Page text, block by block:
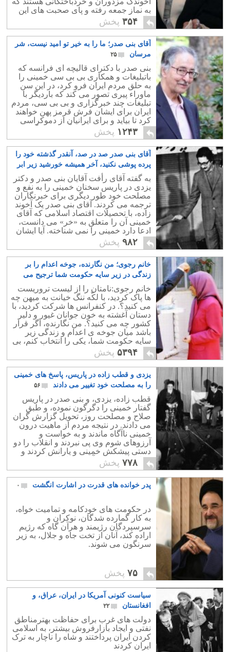
به نماز جمعه رفته و پای صحبت های این
دلقک می نشینند.!
۳۵۴ پخش
آقای بنی صدر؛ ما را به خیر تو امید نیست، شر
مرسان
۲۵
بنی صدر با دکترای قالیچه ای فرانسه که
باتبلیغات و همکاری بی بی سی خمینی را
به حلق مردم ایران فرو کرد، در این سن
ماوراء پیری تصور می کند که باردیگر با
تبلیغات چند خبرگزاری و بی بی سی، مردم
ایران برای ایشان فرش قرمز پهن خواهند
کرد تا بیاید و برای ایرانیان از دموکراسی
اسلامی و حقوق بشر قرآنی سخن گوید.
۱۲۴۳ پخش
آقای بنی صدر صد در صد، آنقدر گذشته خود را
پرده پوشی نکنید، آخر همیشه خورشید زیر ابر
نمی ماند
به گفته آقای رأفت آقایان بنی صدر و دکتر
یزدی در پاریس سخنان خمینی را به نفع و
مصلحت خود طور دیگری برای خبرنگاران
ترجمه می کردند. آقای بنی صدر یک آخوند
زاده، با تحصیلات اقتصاد اسلامی که آقای
خمینی آن را متعلق به «خر» می دانست،
ادعا دارد خمینی را نمی شناخته. آیا ایشان
مشکل مغزی دارد، یا مردم خرند؟!.
۹۸۲ پخش
خانم رجوی؛ من نگارنده، جوخه اعدام را بر
زندگی در زیر سایه حکومت شما ترجیح می
دهم
خانم رجوی:نامتان را از لیست تروریست
ها پاک کردید، با لکّه ننگ خیانت به میهن چه
می کنید؟. در کنفرانس ها شرکت کردید، با
دستان آغشته به خون جوانان غیور و دلیر
کشور چه می کنید؟. من نگارنده، اگر قرار
باشد میان جوخه ی اعدام و زندگی زیر
سایه حکومت شما، یکی را انتخاب کنم، بی
تردید طناب دار را می پذیرم.
۵۳۹۴ پخش
یزدی و قطب زاده در پاریس، پاسخ های خمینی
را به مصلحت خود تغییر می دادند
۵۶
قطب زاده، یزدی، و بنی صدر در پاریس
گفتار خمینی را دگرگون نموده، و طبق
صلاح و مصلحت روز، تحویل گزارش گران
می دادند. در نتیجه مردم از ماهیت درون
خمینی ناآگاه ماندند و به خواست و
آرزوهای شوم وی پی نبردند و انقلاب را دو
دستی پیشکش خمینی و یارانش کردند و
زمانی که به خود آمدند، کار از کار گذشته
بود.
۷۷۸ پخش
پدر خوانده های قدرت در اشارت انگشت ۰
در حکومت های خودکامه و تمامیت خواه،
به کار گمارده شدگان، نوکران و
سرسپردگان رژیمند و هرآن گاه که رژیم
اراده کند، آنان از تخت جاه و جلال، به زیر
سرنگون می شوند.
۷۵ پخش
سیاست کنونی آمریکا در ایران، عراق، و
افغانستان
۲۲
دولت های غرب برای حفاظت بهترمناطق
نفتی و ایجاد بازارفروش بیشتر، به اسلامی
کردن ایران پرداختند و شاه را ناچار به ترک
ایران کردند